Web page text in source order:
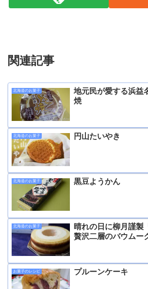
関連記事
北海道のお菓子
地元民が愛する浜益
焼
北海道のお菓子 円山たいやき
北海道のお菓子 黒豆ようかん
北海道のお菓子
晴れの日に柳月謹製
贅沢二層のバウムー
お菓子のレシピ プルーンケーキ